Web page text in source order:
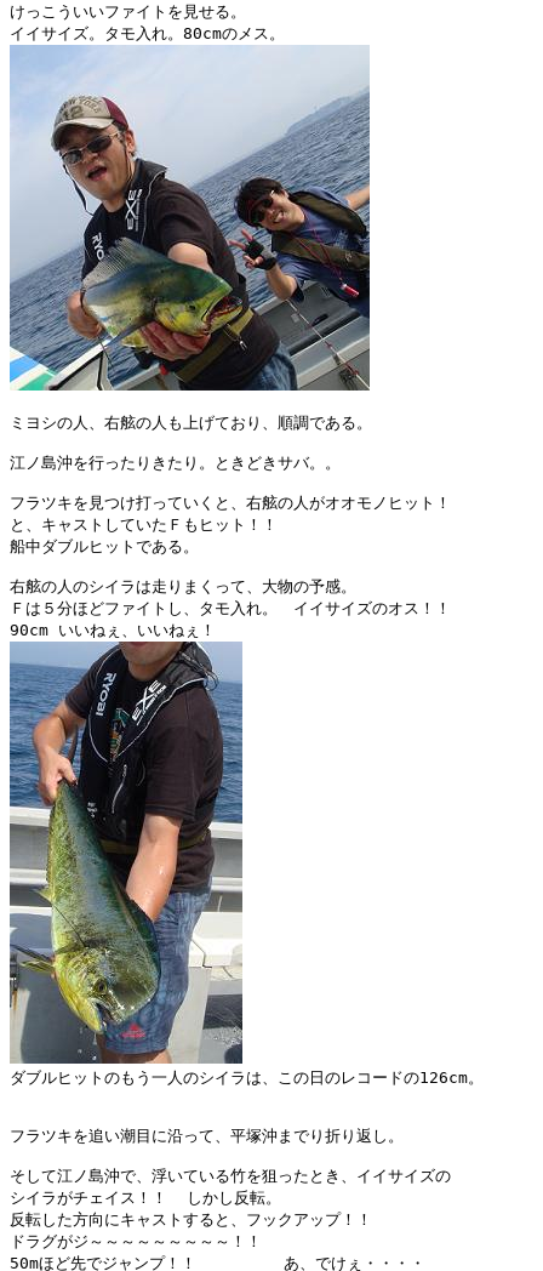
けっこういいファイトを見せる。
ミヨシの人、右舷の人も上げており、順調である。
江ノ島沖を行ったりきたり。ときどきサバ。。
フラツキを見つけ打っていくと、右舷の人がオオモノヒット！
と、キャストしていたＦもヒット！！
船中ダブルヒットである。
右舷の人のシイラは走りまくって、大物の予感。
Ｆは５分ほどファイトし、タモ入れ。　イイサイズのオス！！
ダブルヒットのもう一人のシイラは、この日のレコードの126cm。
フラツキを追い潮目に沿って、平塚沖までり折り返し。
そして江ノ島沖で、浮いている竹を狙ったとき、イイサイズの
シイラがチェイス！！  しかし反転。
反転した方向にキャストすると、フックアップ！！
ドラグがジ～～～～～～～～～！！
50mほど先でジャンプ！！         あ、でけぇ・・・・